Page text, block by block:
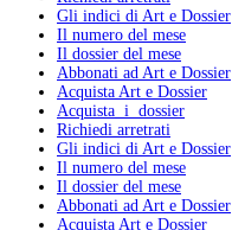
Gli indici di Art e Dossier
Il numero del mese
Il dossier del mese
Abbonati ad Art e Dossier
Acquista Art e Dossier
Acquista i dossier
Richiedi arretrati
Gli indici di Art e Dossier
Il numero del mese
Il dossier del mese
Abbonati ad Art e Dossier
Acquista Art e Dossier